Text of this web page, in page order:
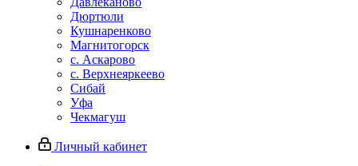
Дюртюли
Кушнаренково
Магнитогорск
с. Аскарово
с. Верхнеяркеево
Сибай
Уфа
Чекмагуш
Личный кабинет